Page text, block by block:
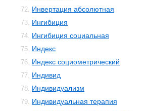
72. Инвертация абсолютная
73. Ингибиция
74. Ингибиция социальная
75. Индекс
76. Индекс социометрический
77. Индивид
78. Индивидуализм
79. Индивидуальная терапия